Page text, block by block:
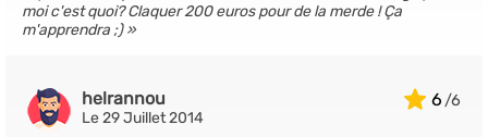
moi c'est quoi? Claquer 200 euros pour de la merde ! Ça
m'apprendra ;)
6
helrannou
Le 29 Juillet 2014